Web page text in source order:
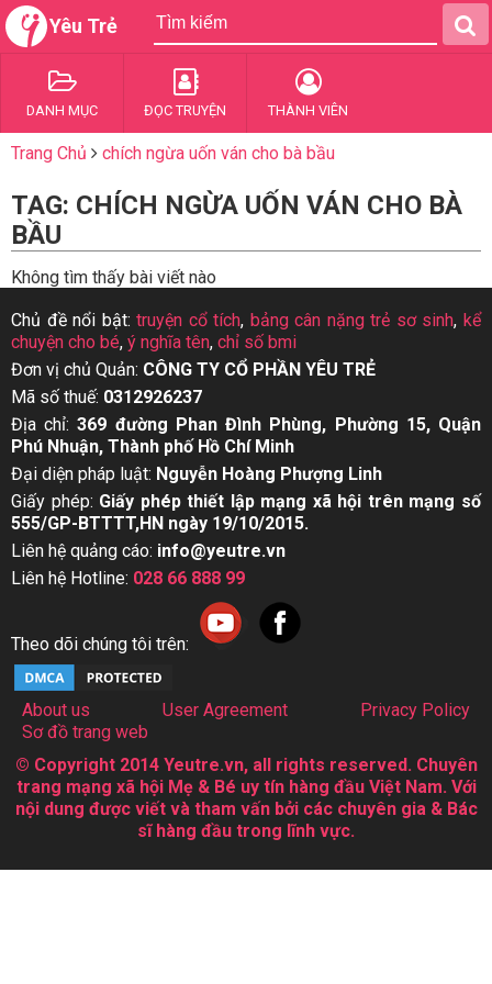
Yêu Trẻ
DANH MỤC ĐỌC TRUYỆN THÀNH VIÊN
Trang Chủ chích ngừa uốn ván cho bà bầu
TAG: CHÍCH NGỪA UỐN VÁN CHO BÀ
BẦU
Không tìm thấy bài viết nào
Chủ đề nổi bật:truyện cổ tích, bảng cân nặng trẻ sơ sinh,kể
chuyện cho bé, ý nghĩa tên, chỉ số bmi
Đơn vị chủ Quản: CÔNG TY CỔ PHẦN YÊU TRẺ
Mã số thuế: 0312926237
Địa chỉ:369 đường Phan Đình Phùng, Phường 15, Quận
Phú Nhuận, Thành phố Hồ Chí Minh
Đại diện pháp luật: Nguyễn Hoàng Phượng Linh
Giấy phép: Giấy phép thiết lập mạng xã hội trên mạng số
555/GP-BTTTT,HN ngày 19/10/2015.
Liên hệ quảng cáo: info@yeutre.vn
Liên hệ Hotline: 028 66 888 99
Theo dõi chúng tôi trên:
About us User Agreement
Privacy Policy
Sơ đồ trang web
© Copyright 2014 Yeutre.vn, all rights reserved. Chuyên
trang mạng xã hội Mẹ & Bé uy tín hàng đầu Việt Nam. Với
nội dung được viết và tham vấn bởi các chuyên gia & Bác
sĩ hàng đầu trong lĩnh vực.